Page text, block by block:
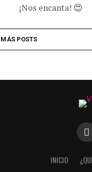
¡Nos encanta! 😍
MÁS POSTS
INICIO